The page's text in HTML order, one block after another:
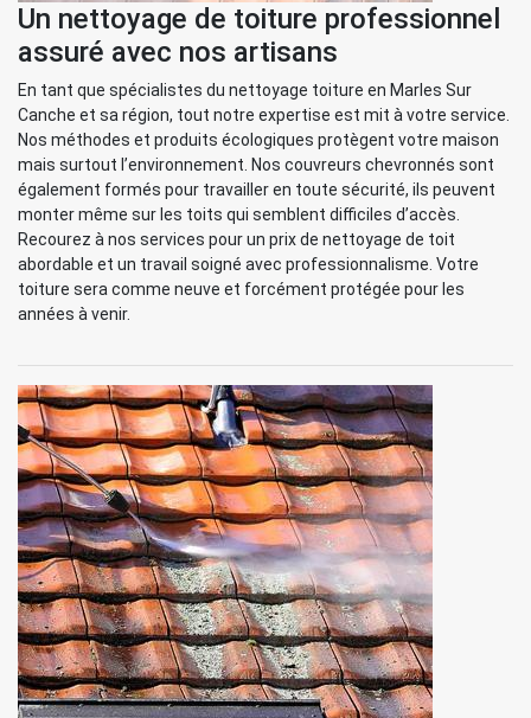
Un nettoyage de toiture professionnel
assuré avec nos artisans
En tant que spécialistes du nettoyage toiture en Marles Sur
Canche et sa région, tout notre expertise est mit à votre service.
Nos méthodes et produits écologiques protègent votre maison
mais surtout l’environnement. Nos couvreurs chevronnés sont
également formés pour travailler en toute sécurité, ils peuvent
monter même sur les toits qui semblent difficiles d’accès.
Recourez à nos services pour un prix de nettoyage de toit
abordable et un travail soigné avec professionnalisme. Votre
toiture sera comme neuve et forcément protégée pour les
années à venir.